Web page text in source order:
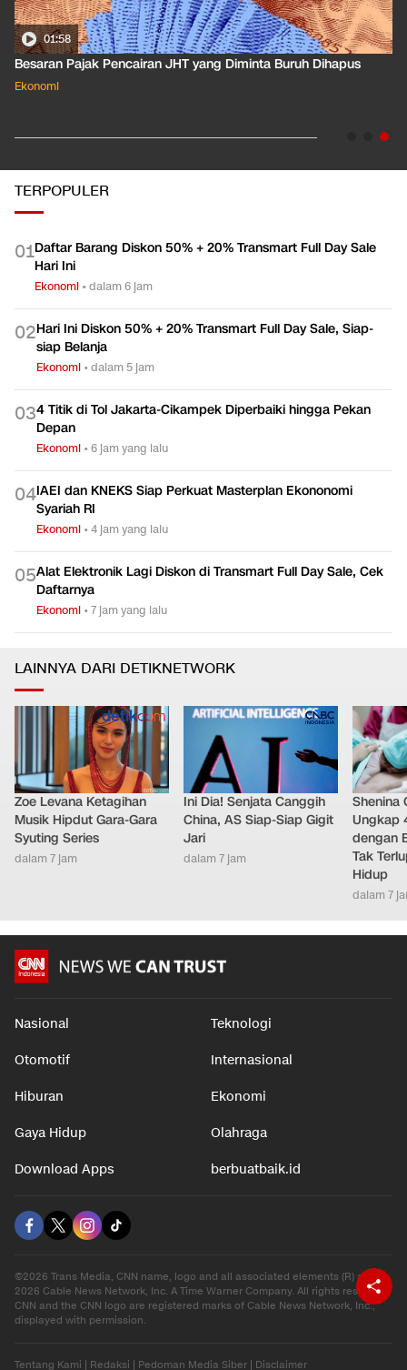
01:50
Apa Arti Peringkat Kredit Indonesia yang Dirilis S&P Global
Dkk?
TERPOPULER
01Daftar Barang Diskon 50% + 20% Transmart Full Day Sale
Hari Ini
Ekonomi •dalam 6 jam
02Hari Ini Diskon 50% + 20% Transmart Full Day Sale, Siap-
siap Belanja
Ekonomi •dalam 5 jam
034 Titik di Tol Jakarta-Cikampek Diperbaiki hingga Pekan
Depan
Ekonomi •6 jam yang lalu
04IAEI dan KNEKS Siap Perkuat Masterplan Ekononomi
Syariah RI
Ekonomi •4 jam yang lalu
05Alat Elektronik Lagi Diskon di Transmart Full Day Sale, Cek
Daftarnya
Ekonomi •7 jam yang lalu
LAINNYA DARI DETIKNETWORK
Zoe Levana Ketagihan
Musik Hipdut Gara-Gara
Syuting Series
dalam 7 jam
Ini Dia! Senjata Canggih
China, AS Siap-Siap Gigit
Jari
dalam 7 jam
Shenina
Ungkap
dengan
Tak
Hidup
dalam 7
Nasional Teknologi
Otomotif Internasional
Hiburan Ekonomi
Gaya Hidup Olahraga
Download Apps berbuatbaik.id
©2026 Trans Media, CNN name, logo and all associated elements (R) and ©
2026 Cable News Network, Inc. A Time Warner Company. All rights reserved.
CNN and the CNN logo are registered marks of Cable News Network, Inc.,
displayed with permission.
Tentang Kami Redaksi Pedoman Media Siber Disclaimer